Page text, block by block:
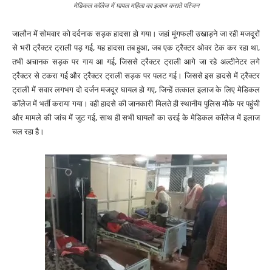
मेडिकल कॉलेज में घायल महिला का इलाज कराते परिजन
जालौन में सोमवार को दर्दनाक सड़क हादसा हो गया। जहां मूंगफली उखाड़ने जा रही मजदूरों
से भरी ट्रैक्टर ट्राली पड़ गई, यह हादसा तब हुआ, जब एक ट्रैक्टर ओवर टेक कर रहा था,
तभी अचानक सड़क पर गाय आ गई, जिससे ट्रैक्टर ट्राली आगे जा रहे अल्टीनेटर लगे
ट्रैक्टर से टकरा गई और ट्रैक्टर ट्राली सड़क पर पलट गई। जिससे इस हादसे में ट्रैक्टर
ट्राली में सवार लगभग दो दर्जन मजदूर घायल हो गए, जिन्हें तत्काल इलाज के लिए मेडिकल
कॉलेज में भर्ती कराया गया। वही हादसे की जानकारी मिलते ही स्थानीय पुलिस मौके पर पहुंची
और मामले की जांच में जुट गई, साथ ही सभी घायलों का उरई के मेडिकल कॉलेज में इलाज
चल रहा है।